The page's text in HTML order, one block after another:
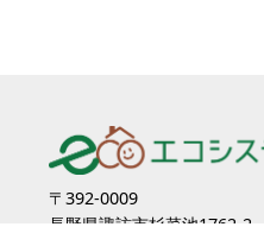
〒392-0009
長野県諏訪市杉菜池1762-2